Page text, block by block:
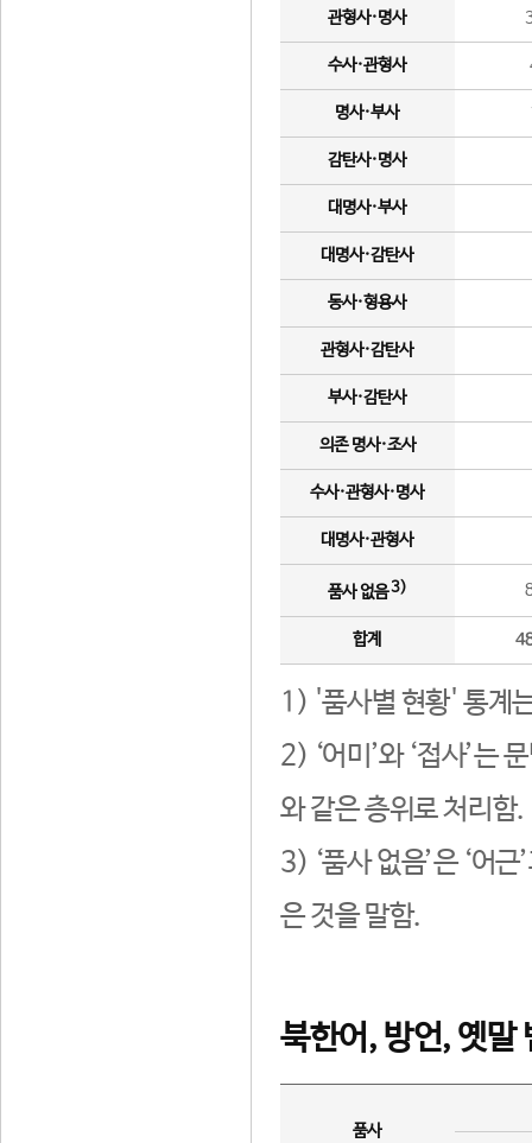
관형사·명사
수사·관형사
명사·부사
감탄사·명사
대명사·부사
대명사·감탄사
동사·형용사
관형사·감탄사
부사·감탄사
의존 명사·조사
수사·관형사·명사
대명사·관형사
품사 없음3)
합계
1) '품사별 현황' 통계
2) ‘어미’와 ‘접사’는
와 같은 층위로 처리함.
3) ‘품사 없음’은 ‘어
은 것을 말함.
북한어, 방언, 옛말
품사